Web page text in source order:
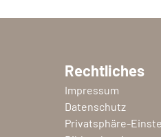
Rechtliches
Impressum
Datenschutz
Privatsphäre-